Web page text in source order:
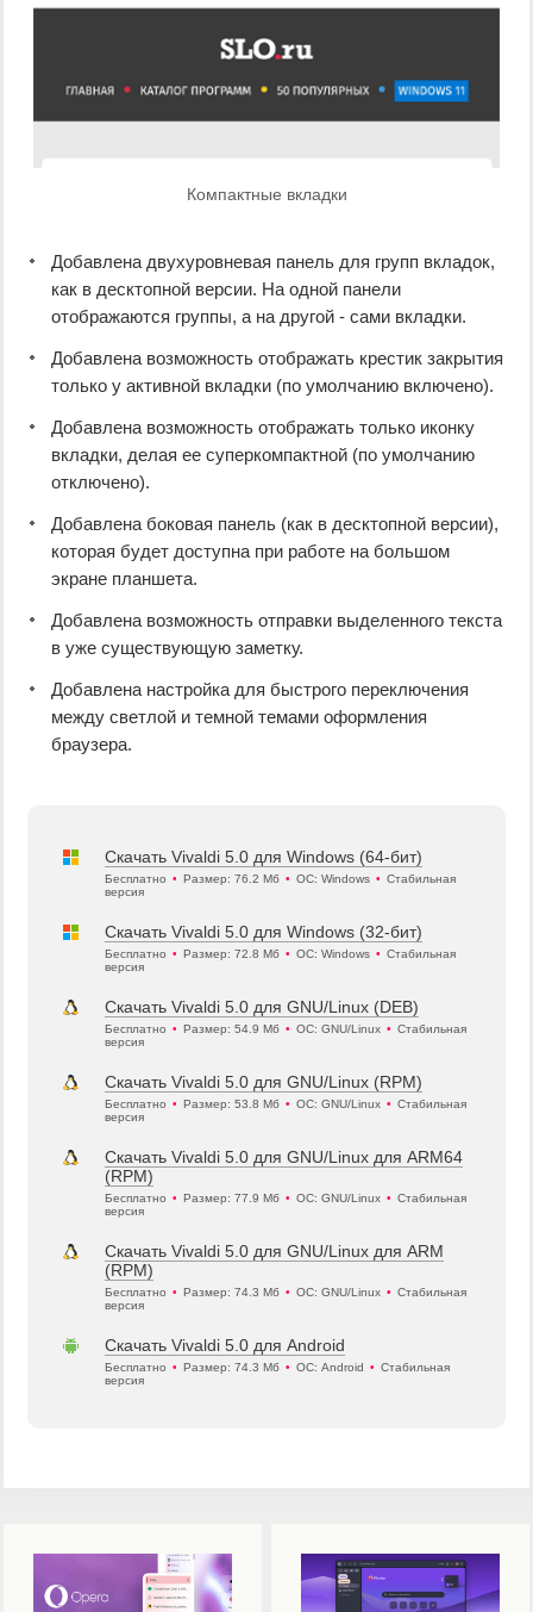
Компактные вкладки
Добавлена двухуровневая панель для групп вкладок,
как в десктопной версии. На одной панели
отображаются группы, а на другой - сами вкладки.
Добавлена возможность отображать крестик закрытия
только у активной вкладки (по умолчанию включено).
Добавлена возможность отображать только иконку
вкладки, делая ее суперкомпактной (по умолчанию
отключено).
Добавлена боковая панель (как в десктопной версии),
которая будет доступна при работе на большом
экране планшета.
Добавлена возможность отправки выделенного текста
в уже существующую заметку.
Добавлена настройка для быстрого переключения
между светлой и темной темами оформления
браузера.
Скачать Vivaldi 5.0 для Windows (64-бит)
Бесплатно • Размер: 76.2 Мб • ОС: Windows • Стабильная
версия
Скачать Vivaldi 5.0 для Windows (32-бит)
Бесплатно • Размер: 72.8 Мб • ОС: Windows • Стабильная
версия
Скачать Vivaldi 5.0 для GNU/Linux (DEB)
Бесплатно • Размер: 54.9 Мб • ОС: GNU/Linux • Стабильная
версия
Скачать Vivaldi 5.0 для GNU/Linux (RPM)
Бесплатно • Размер: 53.8 Мб • ОС: GNU/Linux • Стабильная
версия
Скачать Vivaldi 5.0 для GNU/Linux для ARM64
(RPM)
Бесплатно • Размер: 77.9 Мб • ОС: GNU/Linux • Стабильная
версия
Скачать Vivaldi 5.0 для GNU/Linux для ARM
(RPM)
Бесплатно • Размер: 74.3 Мб • ОС: GNU/Linux • Стабильная
версия
Скачать Vivaldi 5.0 для Android
Бесплатно • Размер: 74.3 Мб • ОС: Android • Стабильная
версия